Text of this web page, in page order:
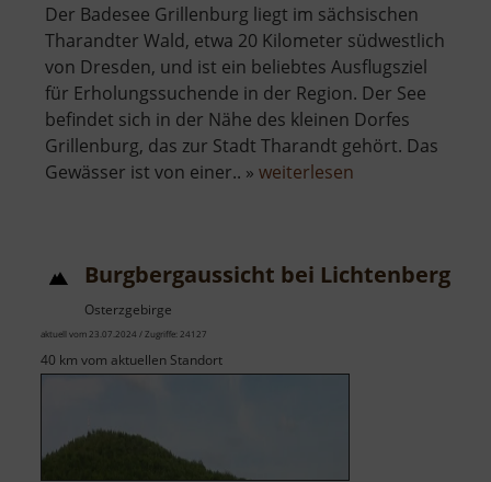
Der Badesee Grillenburg liegt im sächsischen
Tharandter Wald, etwa 20 Kilometer südwestlich
von Dresden, und ist ein beliebtes Ausflugsziel
für Erholungssuchende in der Region. Der See
befindet sich in der Nähe des kleinen Dorfes
Grillenburg, das zur Stadt Tharandt gehört. Das
Gewässer ist von einer.. » weiterlesen
Burgbergaussicht bei Lichtenberg
Osterzgebirge
aktuell vom 23.07.2024 / Zugriffe: 24127
40 km vom aktuellen Standort